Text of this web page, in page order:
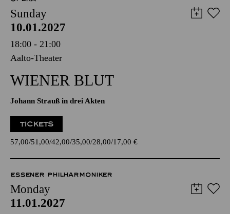
Sunday
10.01.2027
18:00 - 21:00
Aalto-Theater
WIENER BLUT
Johann Strauß in drei Akten
TICKETS
57,00 51,00 42,00 35,00 28,00 17,00 €
ESSENER PHILHARMONIKER
Monday
11.01.2027